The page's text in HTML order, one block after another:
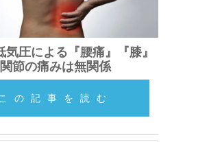
気圧による『腰痛』『膝』
関節の痛みは無関係
の記事を読む